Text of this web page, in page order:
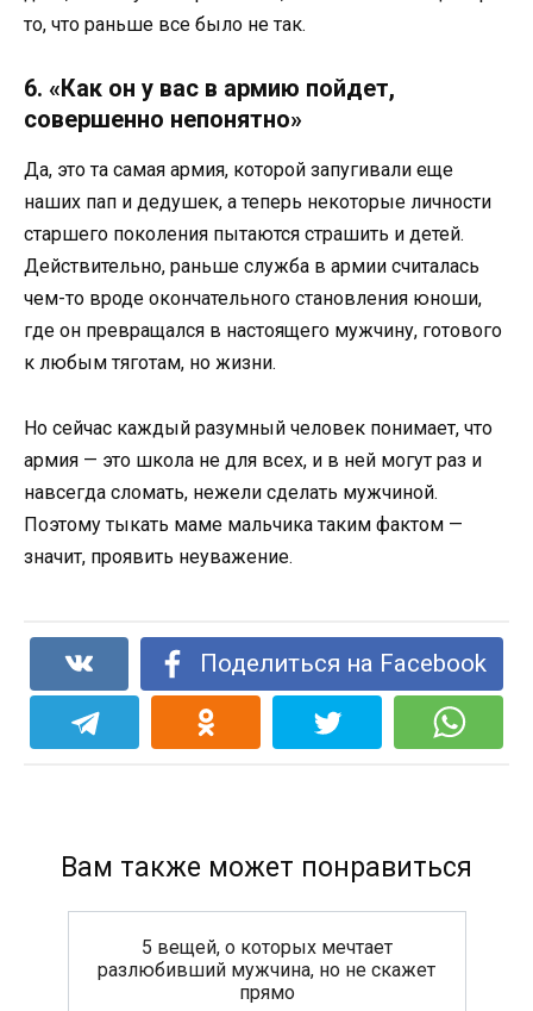
то, что раньше все было не так.
6. «Как он у вас в армию пойдет,
совершенно непонятно»
Да, это та самая армия, которой запугивали еще
наших пап и дедушек, а теперь некоторые личности
старшего поколения пытаются страшить и детей.
Действительно, раньше служба в армии считалась
чем-то вроде окончательного становления юноши,
где он превращался в настоящего мужчину, готового
к любым тяготам, но жизни.
Но сейчас каждый разумный человек понимает, что
армия — это школа не для всех, и в ней могут раз и
навсегда сломать, нежели сделать мужчиной.
Поэтому тыкать маме мальчика таким фактом —
значит, проявить неуважение.
Поделиться на Facebook
Вам также может понравиться
5 вещей, о которых мечтает
разлюбивший мужчина, но не скажет
прямо